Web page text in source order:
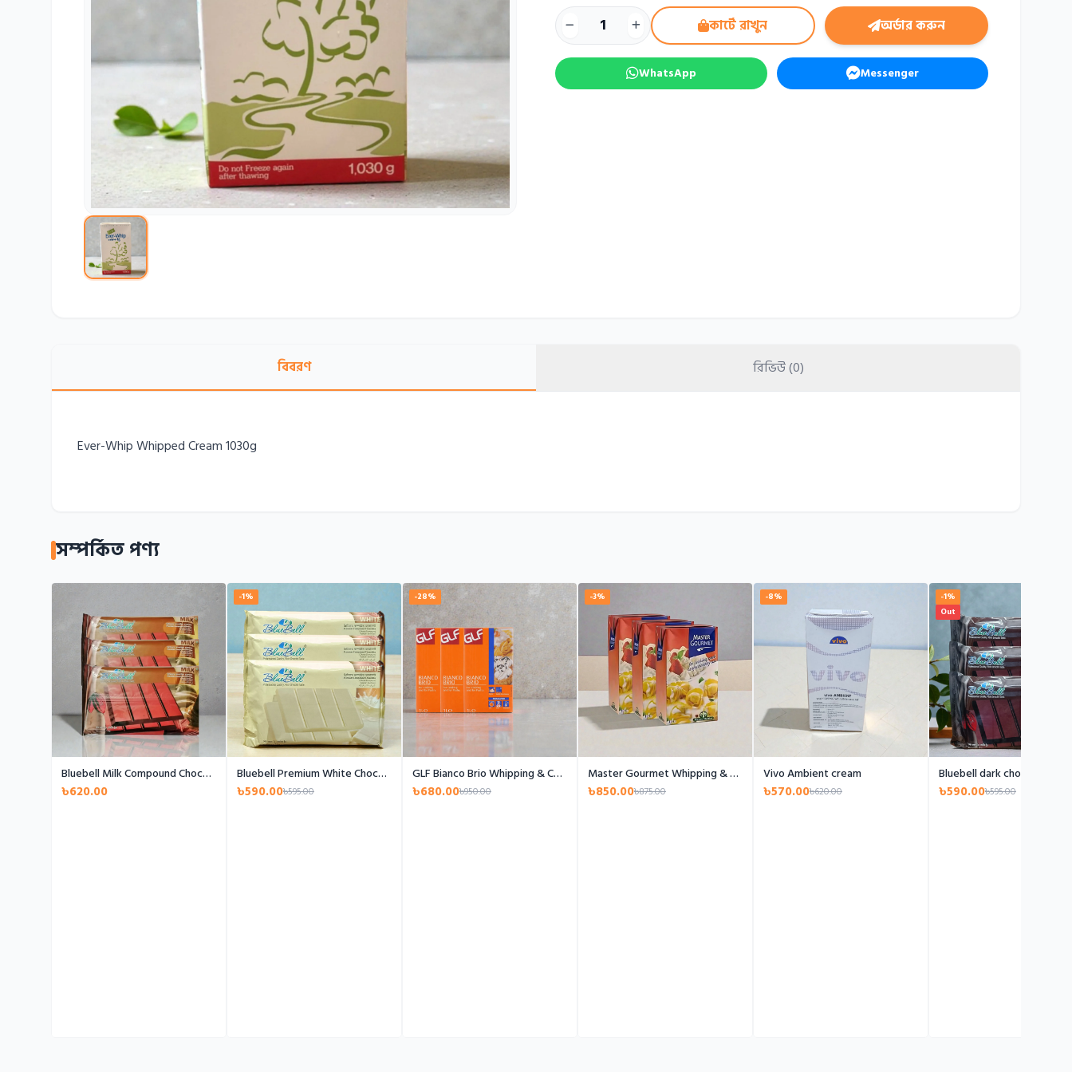
কার্টে রাখুন অর্ডার করুন
WhatsApp Messenger
বিবরণ রিভিউ (0)
সম্পর্কিত পণ্য
Bluebell Milk Compound Chocolate
৳620.00
-1%
Bluebell Premium White Chocolate
৳590.00৳595.00
-28%
GLF Bianco Brio Whipping & Cooking Cream- 1L
৳680.00৳950.00
-3%
Master Gourmet Whipping & Cooking Cream
৳850.00৳875.00
-8%
Vivo Ambient cream
৳570.00৳620.00
-1%
Out
Bluebell dark chocolate 1kg
৳590.00৳595.00